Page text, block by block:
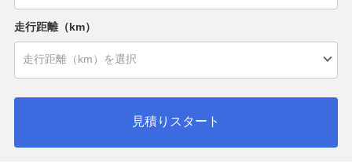
走行距離（km）
見積りスタート